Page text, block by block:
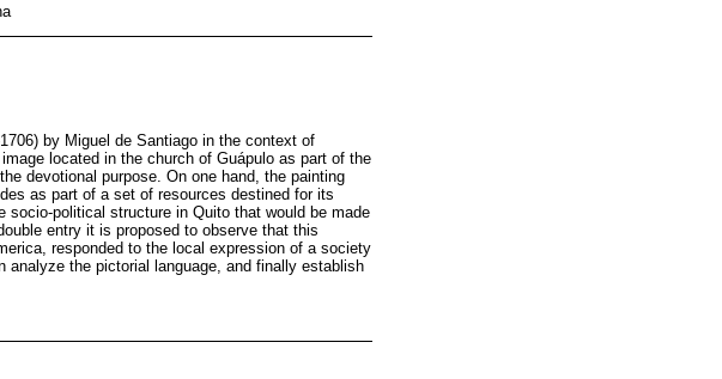
by Miguel de Santiago in the context of
located in the church of Guápulo as part of the
devotional purpose. On one hand, the painting
as part of a set of resources destined for its
political structure in Quito that would be made
entry it is proposed to observe that this
responded to the local expression of a society
the pictorial language, and finally establish